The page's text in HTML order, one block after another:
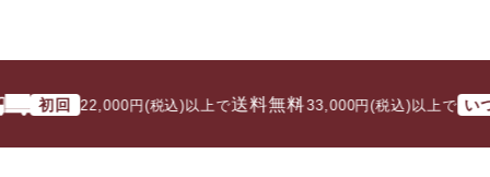
初回 22,000円(税込)以上で送料無料/ 33,000円(税込)以上で いつでも